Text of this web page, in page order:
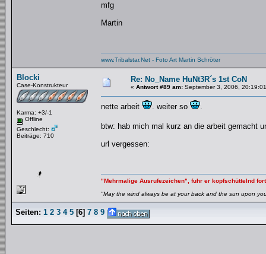
mfg
Martin
www.Tribalstar.Net - Foto Art Martin Schröter
Blocki
Case-Konstrukteur
Karma: +3/-1
Offline
Geschlecht:
Beiträge: 710
Re: No_Name HuNt3R´s 1st CoN
« Antwort #89 am: September 3, 2006,
nette arbeit . weiter so .
btw: hab mich mal kurz an die arbeit gemacht
url vergessen:
"Mehrmalige Ausrufezeichen", fuhr er kopfschüttelnd
"May the wind always be at your back and the sun upon
Seiten: 1 2 3 4 5 [6] 7 8 9